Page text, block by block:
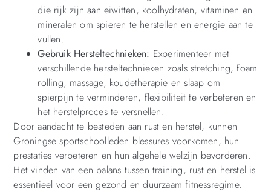
die rijk zijn aan eiwitten, koolhydraten, vitaminen en
mineralen om spieren te herstellen en energie aan te
vullen.
Gebruik Hersteltechnieken: Experimenteer met
verschillende hersteltechnieken zoals stretching, foam
rolling, massage, koudetherapie en slaap om
spierpijn te verminderen, flexibiliteit te verbeteren en
het herstelproces te versnellen.
Door aandacht te besteden aan rust en herstel, kunnen
Groningse sportschoolleden blessures voorkomen, hun
prestaties verbeteren en hun algehele welzijn bevorderen.
Het vinden van een balans tussen training, rust en herstel is
essentieel voor een gezond en duurzaam fitnessregime.